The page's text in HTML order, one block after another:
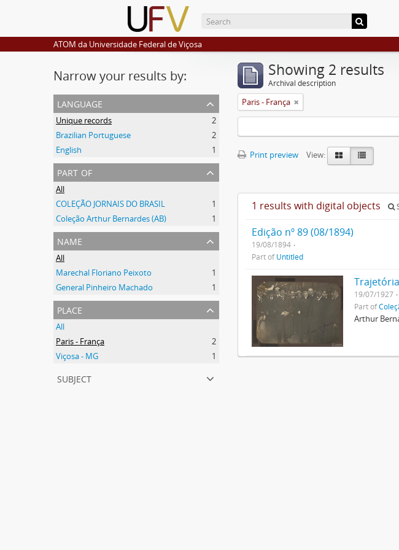
ATOM da Universidade Federal de Viçosa
Narrow your results by:
language
Unique records
2
Brazilian Portuguese
2
English
1
part of
All
COLEÇÃO JORNAIS DO BRASIL
1
Coleção Arthur Bernardes (AB)
1
name
All
Marechal Floriano Peixoto
1
General Pinheiro Machado
1
place
All
Paris - França
2
Viçosa - MG
1
subject
Showing 2 results
Archival description
Paris - França
Print preview
View:
1 results with digital objects
Edição nº 89 (08/1894)
19/08/1894
Part ofUntitled
19/07/1927
Part of
Arthur